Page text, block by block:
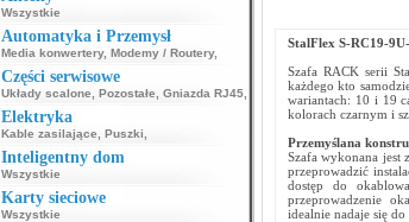
Wszystkie
Automatyka i Przemysł
Media konwertery, Modemy / Routery,
Części serwisowe
Układy scalone Pozostałe Gniazda RJ45,
Elektryka
Kable zasilające Puszki
Inteligentny dom
Wszystkie
Karty sieciowe
Wszystkie
StalFlex S-RC19-
Szafa RACK serii
każdego kto
wariantach: 10 i 19
kolorach czarnym i
Przemyślana
Szafa wykonana jest
przeprowadzić
dostęp do
przeprowadzenie
idealnie nadaje się